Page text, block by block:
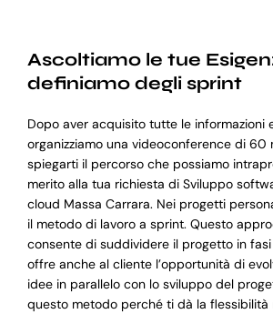
Ascoltiamo le tue
definiamo degli sprint
Dopo aver acquisito tutte le informazioni
organizziamo una videoconference di 60
spiegarti il percorso che possiamo
merito alla tua richiesta di Sviluppo
cloud Massa Carrara. Nei progetti
il metodo di lavoro a sprint. Questo
consente di suddividere il progetto in
offre anche al cliente l’opportunità di
idee in parallelo con lo sviluppo del
questo metodo perché ti dà la flessibilità